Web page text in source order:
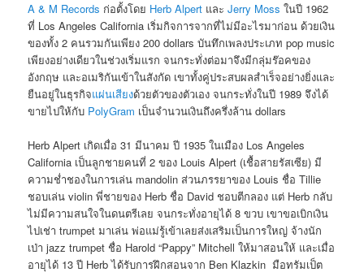
A & M Records ก่อตั้งโดย Herb Alpert และJerry Moss ในปี 1962
ที่ Los Angeles California เริ่มกิจการจากที่ไม่มีอะไรมาก่อน ด้วยเงิน
ของทั้ง 2 คนรวมกันเพียง 200 dollars บันทึกเพลงประเภท pop music
เพียงอย่างเดียวในช่วงเริ่มแรก จนกระทั่งต่อมาจึงมีกลุ่มร๊อคของ
อังกฤษ และอเมริกันเข้าในสังกัด เขาทั้งคู่ประสบผลสำเร็จอย่างยิ่งและ
ยืนอยู่ในธุรกิจแผ่นเสียงด้วยตัวของตัวเอง จนกระทั่งในปี 1989 จึงได้
ขายไปให้กับ PolyGram เป็นจำนวนเงินถึงครึ่งล้าน dollars
Herb Alpert เกิดเมื่อ 31 มีนาคม ปี 1935 ในเมือง Los Angeles
California เป็นลูกชายคนที่ 2 ของ Louis Alpert (เชื้อสายรัสเซีย) มี
ความช่ำชองในการเล่น mandolin ส่วนภรรยาของ Louis ชื่อ Tillie
ชอบเล่น violin พี่ชายของ Herb ชื่อ David ชอบตีกลอง แต่ Herb กลับ
ไม่มีความสนใจในดนตรีเลย จนกระทั่งอายุได้ 8 ขวบ เขาขอเบิกเงิน
ไปเช่า trumpet มาเล่น พ่อแม่รู้เข้าเลยส่งเสริมเป็นการใหญ่ จ้างนัก
เป่า jazz trumpet ชื่อ Harold “Pappy” Mitchell ให้มาสอนให้ และเมื่อ
อายุได้ 13 ปี Herb ได้รับการฝึกสอนจาก Ben Klazkin มือทรัมเป็ต